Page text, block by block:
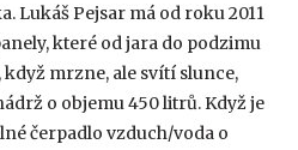
Lukáš Pejsar má od roku 2011
které od jara do podzimu
mrzne, ale svítí slunce,
o objemu 450 litrů. Když je
čerpadlo vzduch/voda o